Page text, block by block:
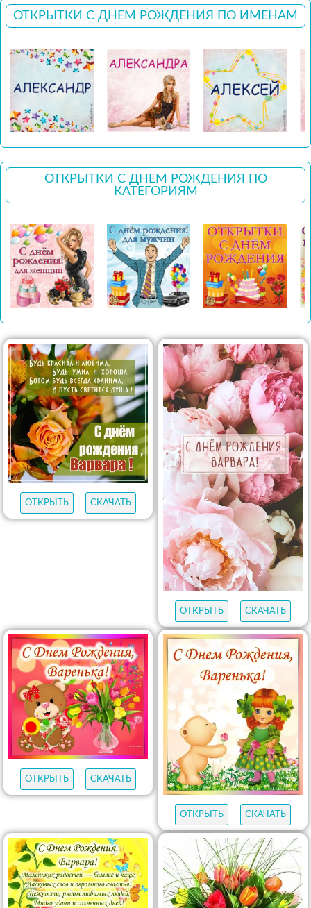
ОТКРЫТКИ С ДНЕМ РОЖДЕНИЯ ПО ИМЕНАМ
ОТКРЫТКИ С ДНЕМ РОЖДЕНИЯ ПО
КАТЕГОРИЯМ
ОТКРЫТЬ СКАЧАТЬ
ОТКРЫТЬ СКАЧАТЬ
ОТКРЫТЬ СКАЧАТЬ
ОТКРЫТЬ СКАЧАТЬ